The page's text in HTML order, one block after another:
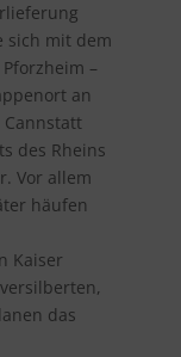
sich mit dem
–
an
des Rheins
Vor allem
häufen
Kaiser
das